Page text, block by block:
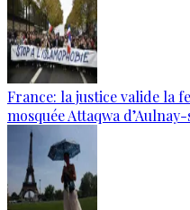
France: la justice valide la
mosquée Attaqwa